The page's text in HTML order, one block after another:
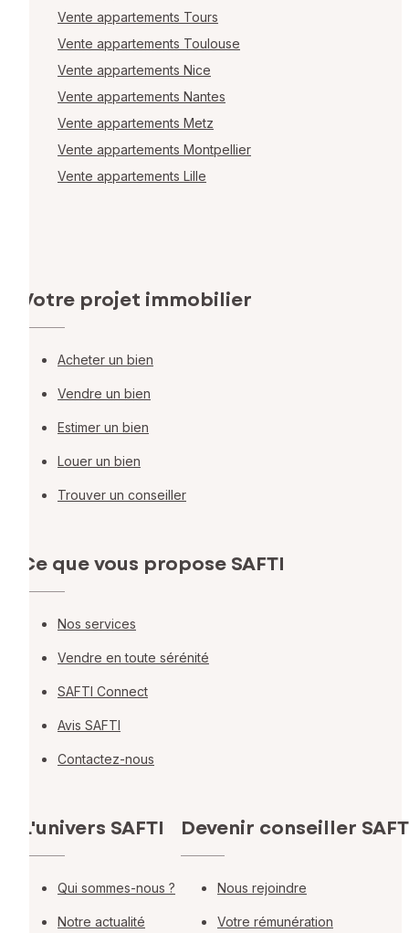
Vente appartements Tours
Vente appartements Toulouse
Vente appartements Nice
Vente appartements Nantes
Vente appartements Metz
Vente appartements Montpellier
Vente appartements Lille
Votre projet immobilier
Acheter un bien
Vendre un bien
Estimer un bien
Louer un bien
Trouver un conseiller
Ce que vous propose SAFTI
Nos services
Vendre en toute sérénité
SAFTI Connect
Avis SAFTI
Contactez-nous
L'univers SAFTI
Qui sommes-nous ?
Notre actualité
Devenir conseiller
Nous rejoindre
Votre rémunération